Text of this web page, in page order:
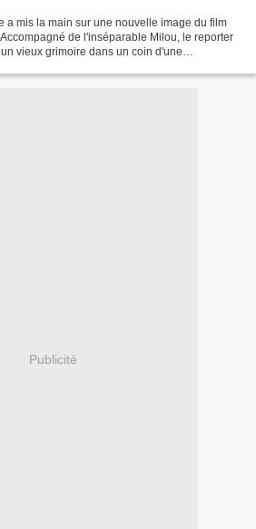
a mis la main sur une nouvelle image du film
de l'inséparable Milou, le reporter
vieux grimoire dans un coin d'une
Publicité